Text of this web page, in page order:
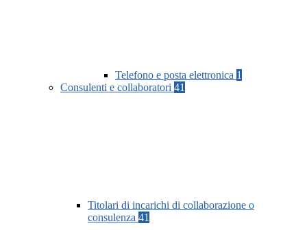
Telefono e posta elettronica 1
Consulenti e collaboratori 41
Titolari di incarichi di collaborazione o
consulenza 41